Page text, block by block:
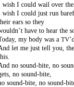
wish I could wail over
wish I could just run
ears so they
have to hear the
my body was a TV
let me just tell you,
no sound-bite, no
no sound-bite,
sound-bite, no sound-